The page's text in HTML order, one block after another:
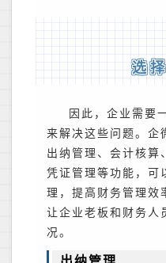
选
因此，企业需要
来解决这些问题。企
出纳管理、会计核算
凭证管理等功能，可
理，提高财务管理效
让企业老板和财务人
况。